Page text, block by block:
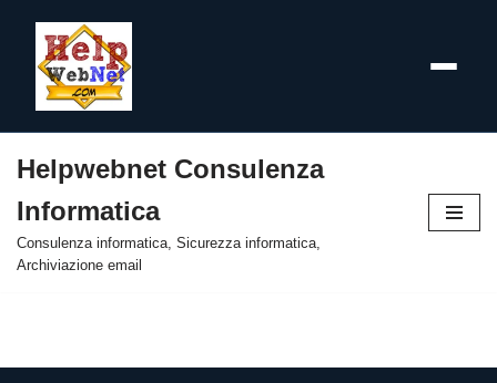
al
contenuto
Helpwebnet Consulenza
Informatica
Consulenza informatica, Sicurezza informatica,
Archiviazione email